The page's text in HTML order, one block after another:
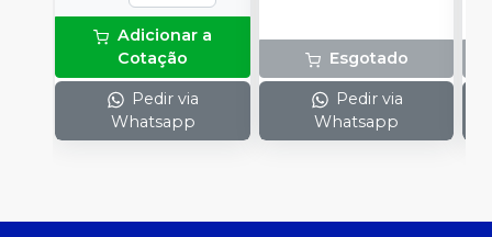
Adicionar a
Cotação
Pedir via
Whatsapp
Esgotado
Pedir via
Whatsapp